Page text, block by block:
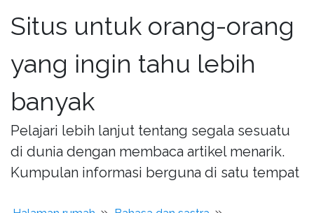
Situs untuk orang-orang
yang ingin tahu lebih
banyak
Pelajari lebih lanjut tentang segala sesuatu
di dunia dengan membaca artikel menarik.
Kumpulan informasi berguna di satu tempat